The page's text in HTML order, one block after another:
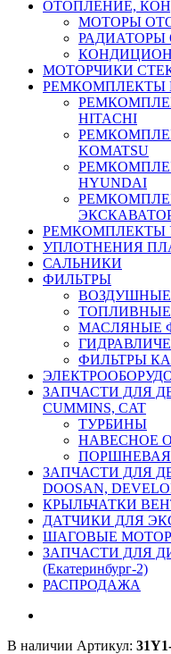
ОТОПЛЕНИЕ,
МОТОРЫ
РАДИАТОРЫ
МОТОРЧИКИ
РЕМКОМПЛЕКТЫ
HITACHI
KOMATSU
HYUNDAI
РЕМКОМПЛЕКТЫ
УПЛОТНЕНИЯ
САЛЬНИКИ
ФИЛЬТРЫ
МАСЛЯНЫЕ
ФИЛЬТРЫ
ЗАПЧАСТИ ДЛЯ
CUMMINS, CAT
ТУРБИНЫ
НАВЕСНОЕ
ПОРШНЕВАЯ
ЗАПЧАСТИ ДЛЯ
DOOSAN,
КРЫЛЬЧАТКИ
ДАТЧИКИ ДЛЯ
ШАГОВЫЕ
ЗАПЧАСТИ ДЛЯ
(Екатеринбург-2)
РАСПРОДАЖА
В наличии Артикул: